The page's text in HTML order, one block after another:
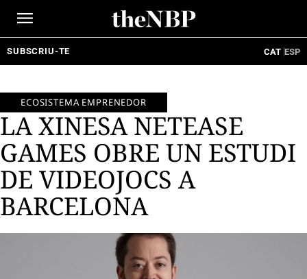
SUBSCRIU-TE CAT ESP
ECOSISTEMA EMPRENEDOR
LA XINESA NETEASE
GAMES OBRE UN ESTUDI
DE VIDEOJOCS A
BARCELONA